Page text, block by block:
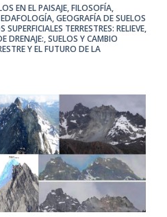
EN EL PAISAJE,FILOSOFÍA,
,GEOGRAFÍA DE SUELOS
SUPERFICIALES TERRESTRES: RELIEVE,
DRENAJE:,SUELOS Y CAMBIO
Y EL FUTURO DE LA